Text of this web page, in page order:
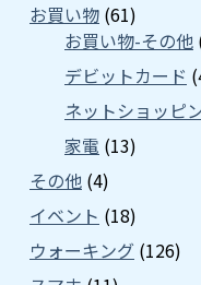
お買い物 (61)
お買い物-その他
デビットカード
ネットショッピ
家電 (13)
その他 (4)
イベント (18)
ウォーキング (126)